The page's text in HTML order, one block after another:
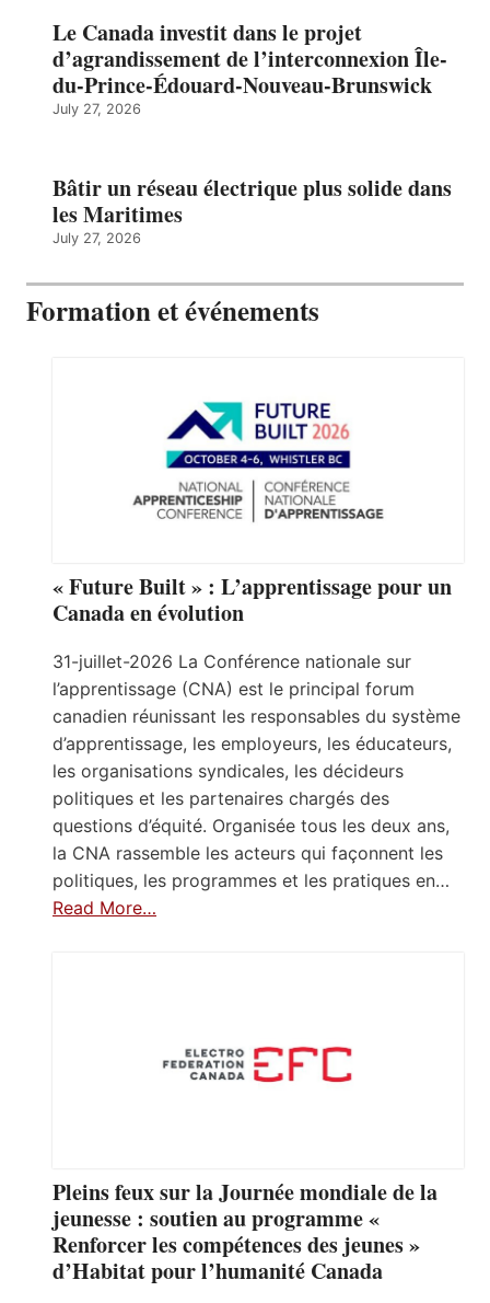
Le Canada investit dans le projet
d’agrandissement de l’interconnexion Île-
du-Prince-Édouard-Nouveau-Brunswick
July 27, 2026
Bâtir un réseau électrique plus solide dans
les Maritimes
July 27, 2026
Formation et événements
« Future Built » : L’apprentissage pour un
Canada en évolution
31-juillet-2026 La Conférence nationale sur
l’apprentissage (CNA) est le principal forum
canadien réunissant les responsables du système
d’apprentissage, les employeurs, les éducateurs,
les organisations syndicales, les décideurs
politiques et les partenaires chargés des
questions d’équité. Organisée tous les deux ans,
la CNA rassemble les acteurs qui façonnent les
politiques, les programmes et les pratiques en…
Read More…
Pleins feux sur la Journée mondiale de la
jeunesse : soutien au programme «
Renforcer les compétences des jeunes »
d’Habitat pour l’humanité Canada